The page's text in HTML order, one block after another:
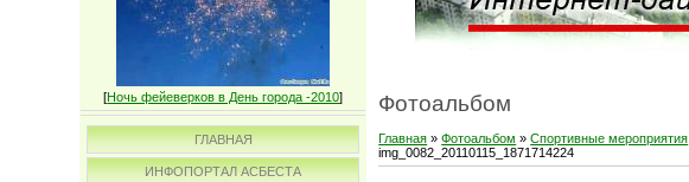
[Ночь фейеверков в День города -2010]
ГЛАВНАЯ
ИНФОПОРТАЛ АСБЕСТА
Фотоальбом
Главная »Фотоальбом »Спортивные мероприятия
img_0082_20110115_1871714224